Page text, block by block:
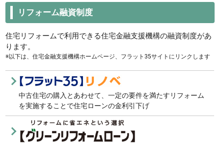
リフォーム融資制度
住宅リフォームで利用できる住宅金融支援機構の融資制度があ
ります。
※以下は、住宅金融支援機構ホームページ、フラット35サイトにリンクします
中古住宅の購入とあわせて、一定の要件を満たすリフォーム
を実施することで住宅ローンの金利引下げ